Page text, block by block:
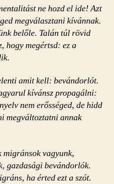
ne hozd el ide! Azt
megválasztani kívánnak.
belőle. Talán túl rövid
hogy megértsd: ez a
amit kell: bevándorlót.
kívánsz propagálni:
nem erősséged, de hidd
megváltoztatni annak
vagyunk,
gazdasági bevándorlók.
ha érted ezt a szót.